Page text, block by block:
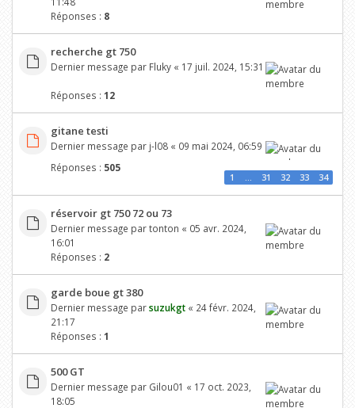
Réponses : 8
recherche gt 750
Dernier message par Fluky« 17 juil. 2024, 15:31
Réponses : 12
gitane testi
Dernier message par j-l08« 09 mai 2024, 06:59
Réponses : 505
1 … 31 32 33 34
réservoir gt 750 72 ou 73
Dernier message partonton « 05 avr. 2024,
16:01
Réponses : 2
garde boue gt 380
Dernier message parsuzukgt« 24 févr. 2024,
21:17
Réponses : 1
500 GT
Dernier message par Gilou01 « 17 oct. 2023,
18:05